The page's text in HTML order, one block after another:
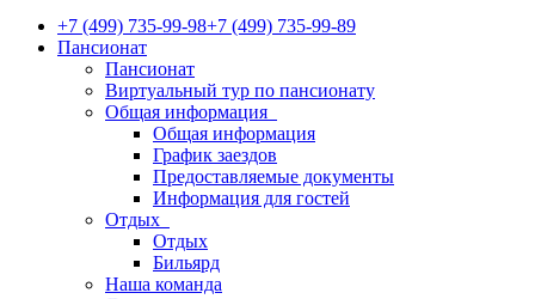
+7 (499) 735-99-98+7 (499) 735-99-89
Пансионат
Пансионат
Виртуальный тур по пансионату
Общая информация
Общая информация
График заездов
Предоставляемые документы
Информация для гостей
Отдых
Отдых
Бильярд
Наша команда